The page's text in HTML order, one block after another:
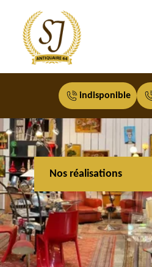
indisponible
Nos réalisations